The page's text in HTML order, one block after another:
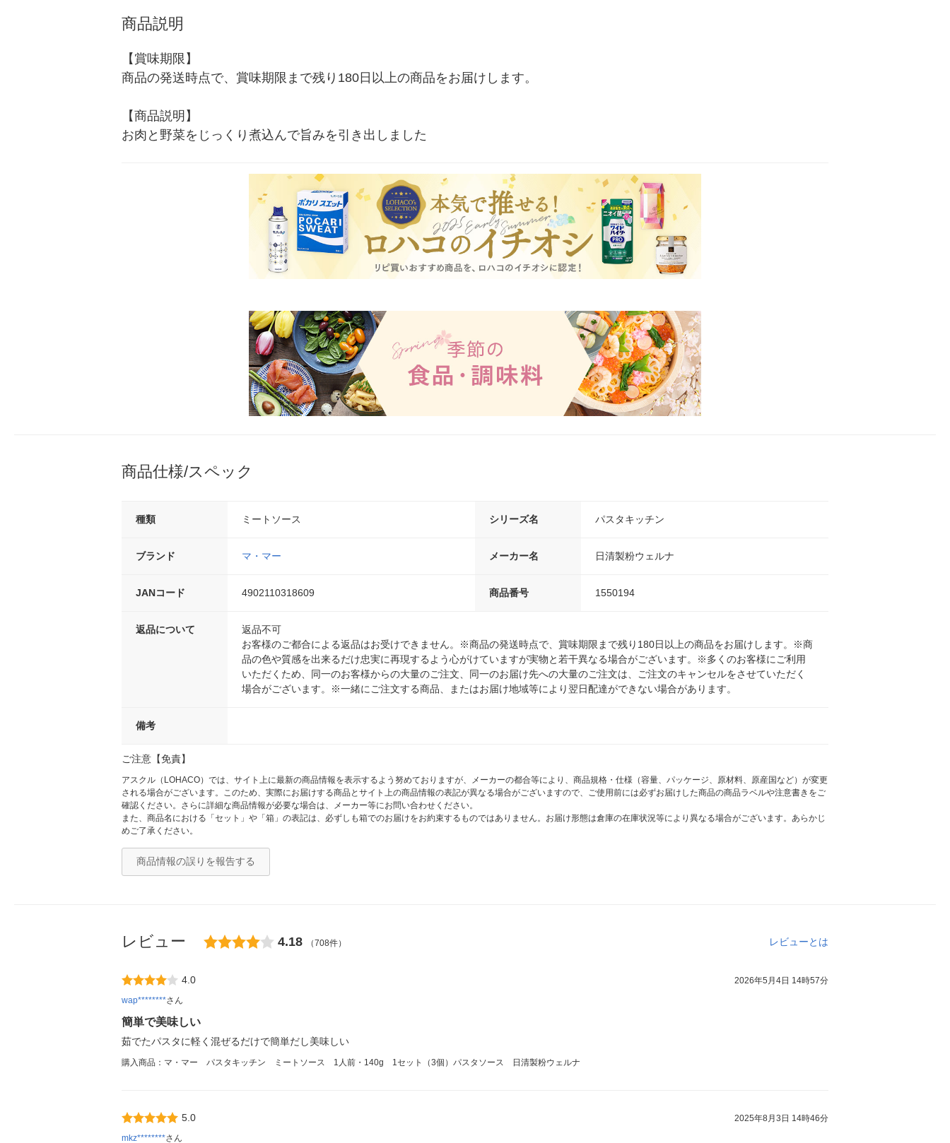
商品説明
【賞味期限】
商品の発送時点で、賞味期限まで残り180日以上の商品をお届けします。
【商品説明】
お肉と野菜をじっくり煮込んで旨みを引き出しました
商品仕様/スペック
種類 ミートソース シリーズ名 パスタキッチン
ブランド マ・マー メーカー名 日清製粉ウェルナ
JANコード 4902110318609 商品番号 1550194
返品について
返品不可
お客様のご都合による返品はお受けできません。※商品の発送時点で、賞味期限まで残り180日以上の商品をお届けします。※商
品の色や質感を出来るだけ忠実に再現するよう心がけていますが実物と若干異なる場合がございます。※多くのお客様にご利用
いただくため、同一のお客様からの大量のご注文、同一のお届け先への大量のご注文は、ご注文のキャンセルをさせていただく
場合がございます。※一緒にご注文する商品、またはお届け地域等により翌日配達ができない場合があります。
備考
ご注意【免責】
アスクル（LOHACO）では、サイト上に最新の商品情報を表示するよう努めておりますが、メーカーの都合等により、商品規格・仕様（容量、パッケージ、原材料、原産国など）が変更
される場合がございます。このため、実際にお届けする商品とサイト上の商品情報の表記が異なる場合がございますので、ご使用前には必ずお届けした商品の商品ラベルや注意書きをご
確認ください。さらに詳細な商品情報が必要な場合は、メーカー等にお問い合わせください。
また、商品名における「セット」や「箱」の表記は、必ずしも箱でのお届けをお約束するものではありません。お届け形態は倉庫の在庫状況等により異なる場合がございます。あらかじ
めご了承ください。
商品情報の誤りを報告する
レビュー 4.18 （708件） レビューとは
4.0
2026年5月4日 14時57分
wap********さん
簡単で美味しい
茹でたパスタに軽く混ぜるだけで簡単だし美味しい
購入商品：マ・マー パスタキッチン ミートソース 1人前・140g 1セット（3個）パスタソース 日清製粉ウェルナ
5.0
2025年8月3日 14時46分
mkz********さん